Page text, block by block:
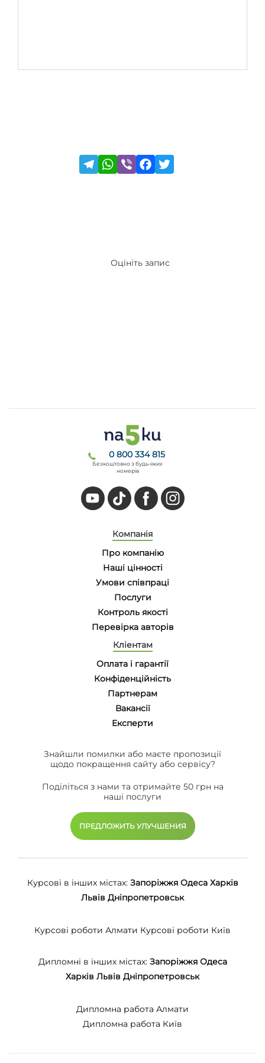
Оцініть запис
0 800 334 815
Безкоштовно з будь-яких
номерів
Компанія
Про компанію
Наші цінності
Умови співпраці
Послуги
Контроль якості
Перевірка авторів
Кліентам
Оплата і гарантії
Конфіденційність
Партнерам
Вакансії
Eксперти
Знайшли помилки або маєте пропозиції
щодо покращення сайту або сервісу?
Поділіться з нами та отримайте 50 грн на
наші послуги
ПРЕДЛОЖИТЬ УЛУЧШЕНИЯ
Курсові в інших містах: Запоріжжя Одеса Харків
Львів Дніпропетровськ
Курсові роботи Алмати Курсові роботи Київ
Дипломні в інших містах: Запоріжжя Одеса
Харків Львів Дніпропетровськ
Дипломна работа Алмати
Дипломна работа Київ